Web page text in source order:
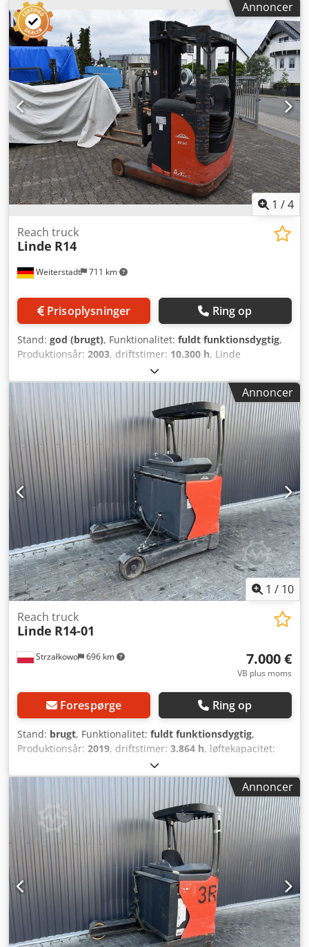
mm: 1710 x 1270 x 3470 Byggehøjde, mm: 3450
Gaffeltrucktilbehør: Sideforskydning af gafler,
Batterioplader
Annoncer
1 /4
Weiterstadt 711 km
Reach truck
Linde R14
Prisoplysninger Ring op
Stand: god (brugt), Funktionalitet: fuldt funktionsdygtig,
Produktionsår: 2003, driftstimer: 10.300 h, Linde
modvægtsstablestapler, type R 14, fremstillet i 2003,
løftekapacitet 1400 kg, 48 volt, maksimal højde 5,39 meter.
Djdpfxezdr N Ao Apwokr
Annoncer
1 / 10
Strzałkowo 696 km
Reach truck
Linde R14-01
7.000 €
VB plus moms
Forespørge Ring op
Stand: brugt, Funktionalitet: fuldt funktionsdygtig,
Produktionsår: 2019, driftstimer: 3.864 h, løftekapacitet:
7.560 mm
brændstoftype:elektrisk, mastetype:triplex,
bygningshøjde:
, drivtype: Elektro, Reachtruck
ISO-klasse: ISO klasse 2 = 1.000 - 2.500 kg Dkedpfx
Apszgqafswsr Masttype: Triplex Stand: Klar til brug og
fuldt funktionsdygtig Teknisk stand: God Batteri volt: 48V
Batteri årgang: 2019 Sideskifter,
Annoncer